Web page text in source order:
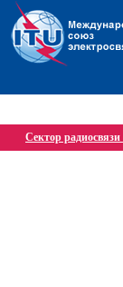
Сектор